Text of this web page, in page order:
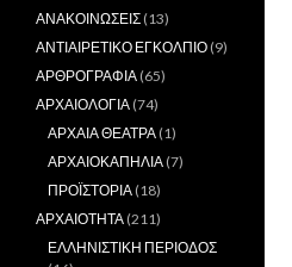
ΑΝΑΚΟΙΝΩΣΕΙΣ (13)
ΑΝΤΙΑΙΡΕΤΙΚΟ ΕΓΚΟΛΠΙΟ (9)
ΑΡΘΡΟΓΡΑΦΙΑ (65)
ΑΡΧΑΙΟΛΟΓΙΑ (74)
ΑΡΧΑΙΑ ΘΕΑΤΡΑ (1)
ΑΡΧΑΙΟΚΑΠΗΛΙΑ (7)
ΠΡΟΪΣΤΟΡΙΑ (18)
ΑΡΧΑΙΟΤΗΤΑ (211)
ΕΛΛΗΝΙΣΤΙΚΗ ΠΕΡΙΟΔΟΣ